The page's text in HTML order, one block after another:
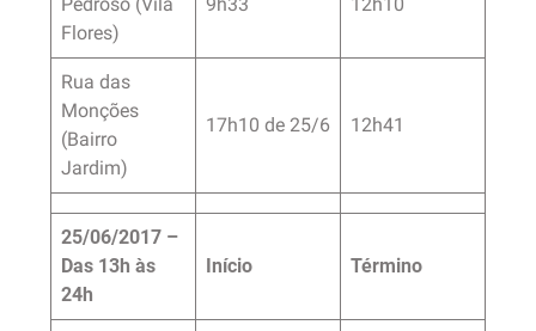
Flores)
Rua das
Monções
(Bairro
Jardim)
17h10 de 25/6 12h41
25/06/2017 –
Das 13h às
24h
Início Término